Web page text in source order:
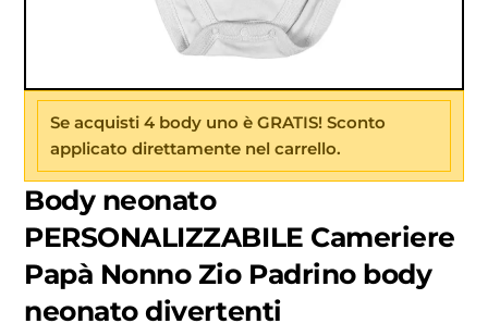
Se acquisti 4 body uno è GRATIS! Sconto
applicato direttamente nel carrello.
Body neonato
PERSONALIZZABILE Cameriere
Papà Nonno Zio Padrino body
neonato divertenti